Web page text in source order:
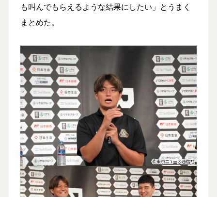
も叫んでもらえるような結果にしたい」とうまく
まとめた。